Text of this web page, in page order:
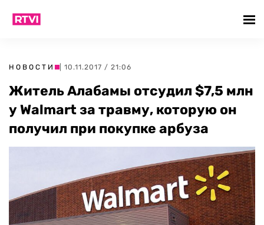
НОВОСТИ | 10.11.2017 / 21:06
Житель Алабамы отсудил $7,5 млн
у Walmart за травму, которую он
получил при покупке арбуза